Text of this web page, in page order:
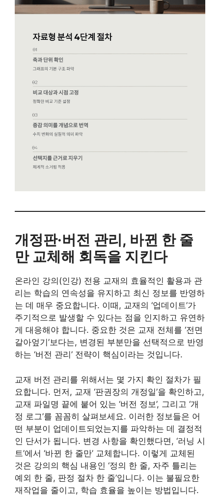
개정판·버전 관리, 바뀐 한 줄
만 교체해 회독을 지킨다
온라인 강의(인강) 전용 교재의 효율적인 활용과 관
리는 학습의 연속성을 유지하고 최신 정보를 반영하
는 데 매우 중요합니다. 이때, 교재의 ‘업데이트’가
주기적으로 발생할 수 있다는 점을 인지하고 유연하
게 대응해야 합니다. 중요한 것은 교재 전체를 ‘전면
갈아엎기’보다는, 변경된 부분만을 선택적으로 반영
하는 ‘버전 관리’ 전략이 핵심이라는 것입니다.
교재 버전 관리를 위해서는 몇 가지 확인 절차가 필
요합니다. 먼저, 교재 ‘판권장의 개정일’을 확인하고,
교재 파일명 끝에 붙어 있는 ‘버전 정보’, 그리고 ‘개
정 로그’를 꼼꼼히 살펴보세요. 이러한 정보들은 어
떤 부분이 업데이트되었는지를 파악하는 데 결정적
인 단서가 됩니다. 변경 사항을 확인했다면, ‘러닝 시
트’에서 ‘바뀐 한 줄만’ 교체합니다. 이렇게 교체된
것은 강의의 핵심 내용인 ‘정의 한 줄, 자주 틀리는
예외 한 줄, 판정 절차 한 줄’입니다. 이는 불필요한
재작업을 줄이고, 학습 효율을 높이는 방법입니다.